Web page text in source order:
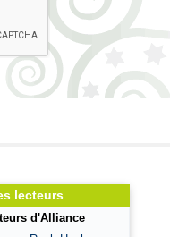
lecteurs
d'Alliance